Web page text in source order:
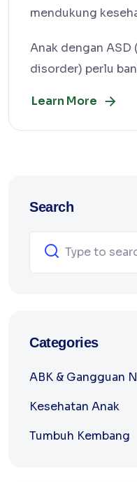
mendukung
Anak dengan
disorder) perlu
Learn More
Search
Categories
ABK & Gangguan
Kesehatan Anak
Tumbuh Kembang